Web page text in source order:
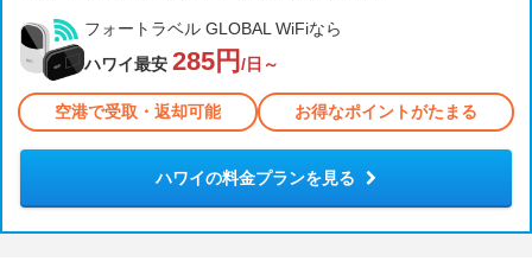
フォートラベル GLOBAL WiFiなら
ハワイ最安 285円 /日～
空港で受取・返却可能 お得なポイントがたまる
ハワイの料金プランを見る